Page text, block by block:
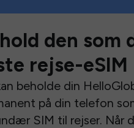
den som
rejse-eSIM
beholde din
på din telefon
SIM til rejser. Når